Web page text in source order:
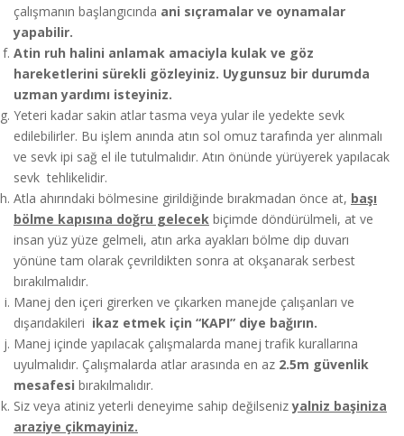
çalışmanın başlangıcında ani sıçramalar ve oynamalar
yapabilir.
Atin ruh halini anlamak amaciyla kulak ve göz
hareketlerini sürekli gözleyiniz. Uygunsuz bir durumda
uzman yardımı isteyiniz.
Yeteri kadar sakin atlar tasma veya yular ile yedekte sevk
edilebilirler. Bu işlem anında atın sol omuz tarafında yer alınmalı
ve sevk ipi sağ el ile tutulmalıdır. Atın önünde yürüyerek yapılacak
sevk tehlikelidir.
Atla ahırındaki bölmesine girildiğinde bırakmadan önce at, başı
bölme kapısına doğru gelecek biçimde döndürülmeli, at ve
insan yüz yüze gelmeli, atın arka ayakları bölme dip duvarı
yönüne tam olarak çevrildikten sonra at okşanarak serbest
bırakılmalıdır.
Manej den içeri girerken ve çıkarken manejde çalışanları ve
dışarıdakileri ikaz etmek için “KAPI” diye bağırın.
Manej içinde yapılacak çalışmalarda manej trafik kurallarına
uyulmalıdır. Çalışmalarda atlar arasında en az 2.5m güvenlik
mesafesi bırakılmalıdır.
Siz veya atiniz yeterli deneyime sahip değilseniz yalniz başiniza
araziye çikmayiniz.